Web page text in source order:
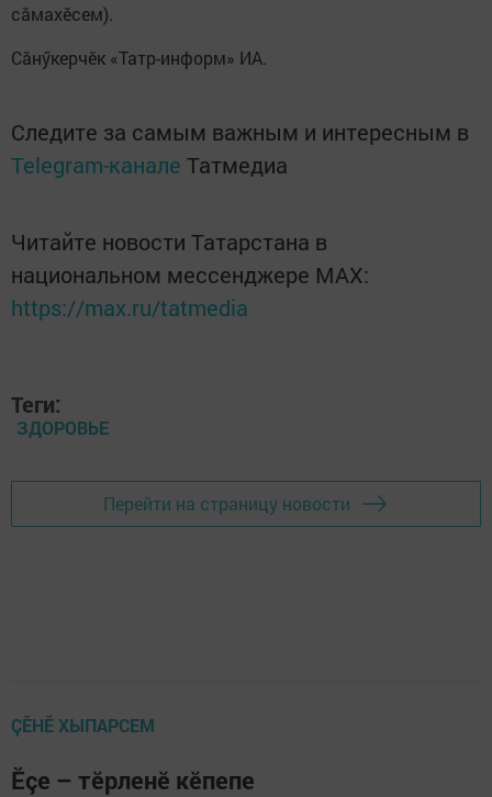
сăмахӗсем).
Сăнӳкерчӗк «Татр-информ» ИА.
Следите за самым важным и интересным в
Telegram-канале Татмедиа
Читайте новости Татарстана в
национальном мессенджере MАХ:
https://max.ru/tatmedia
Теги:
ЗДОРОВЬЕ
Перейти на страницу новости
ÇӖНӖ ХЫПАРСЕМ
Ӗçе – тӗрленӗ кӗпепе